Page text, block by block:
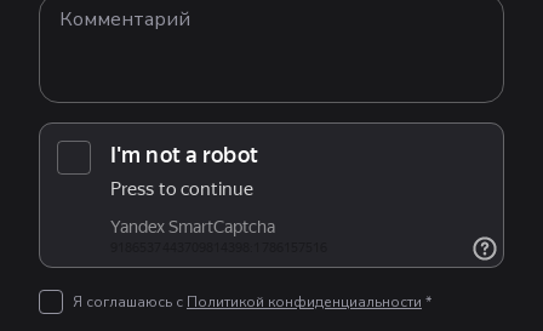
Я соглашаюсь с Политикой конфиденциальности *